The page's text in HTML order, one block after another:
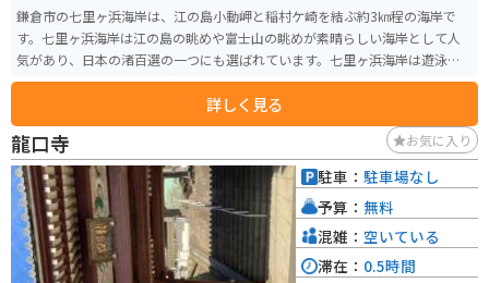
鎌倉市の七里ヶ浜海岸は、江の島小動岬と稲村ケ崎を結ぶ約3㎞程の海岸で
す。七里ヶ浜海岸は江の島の眺めや富士山の眺めが素晴らしい海岸として人
気があり、日本の渚百選の一つにも選ばれています。七里ヶ浜海岸は遊泳に
はあまり適していませんが、サーフィンやウインドサーフィンの適地とされ
詳しく見る
龍口寺 お気に入り
駐車： 駐車場なし
予算： 無料
混雑： 空いている
滞在： 0.5時間